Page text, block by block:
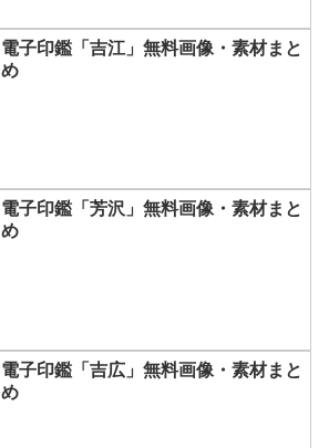
電子印鑑「吉江」無料画像・素材まと
め
電子印鑑「芳沢」無料画像・素材まと
め
電子印鑑「吉広」無料画像・素材まと
め